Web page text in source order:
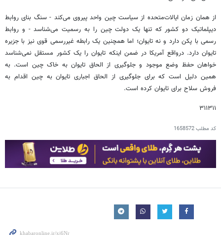
از همان زمان ایالات‌متحده از سیاست چین واحد پیروی می‌کند - سنگ بنای روابط
دیپلماتیک دو کشور که تنها یک دولت چین را به رسمیت می‌شناسد - و روابط
رسمی با پکن دارد و نه تایوان؛ اما همچنین یک رابطه غیررسمی قوی نیز با جزیره
تایوان دارد. درواقع آمریکا در ضمن اینکه تایوان را یک کشور مستقل نمی‌شناسد
خواهان حفظ وضع موجود و جلوگیری از الحاق تایوان به خاک چین است. به
همین دلیل است که برای جلوگیری از الحاق اجباری تایوان به چین اقدام به
فروش سلاح برای تایوان کرده است.
۳۱۱۳۱۱
کد مطلب1658572